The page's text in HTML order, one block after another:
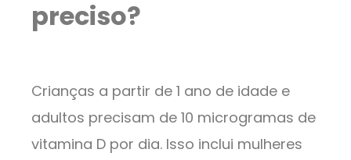
preciso?
Crianças a partir de 1 ano de idade e
adultos precisam de 10 microgramas de
vitamina D por dia. Isso inclui mulheres